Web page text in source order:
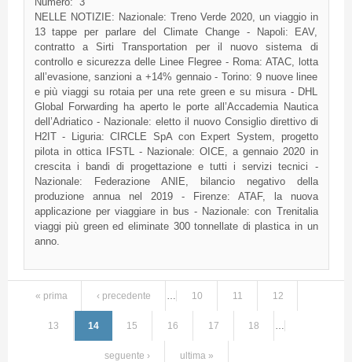
NELLE NOTIZIE: Nazionale: Treno Verde 2020, un viaggio in
13 tappe per parlare del Climate Change - Napoli: EAV,
contratto a Sirti Transportation per il nuovo sistema di
controllo e sicurezza delle Linee Flegree - Roma: ATAC, lotta
all’evasione, sanzioni a +14% gennaio - Torino: 9 nuove linee
e più viaggi su rotaia per una rete green e su misura - DHL
Global Forwarding ha aperto le porte all’Accademia Nautica
dell’Adriatico - Nazionale: eletto il nuovo Consiglio direttivo di
H2IT - Liguria: CIRCLE SpA con Expert System, progetto
pilota in ottica IFSTL - Nazionale: OICE, a gennaio 2020 in
crescita i bandi di progettazione e tutti i servizi tecnici -
Nazionale: Federazione ANIE, bilancio negativo della
produzione annua nel 2019 - Firenze: ATAF, la nuova
applicazione per viaggiare in bus - Nazionale: con Trenitalia
viaggi più green ed eliminate 300 tonnellate di plastica in un
anno.
Pagine
« prima ‹ precedente … 10 11 12
13 14 15 16 17 18 …
seguente › ultima »